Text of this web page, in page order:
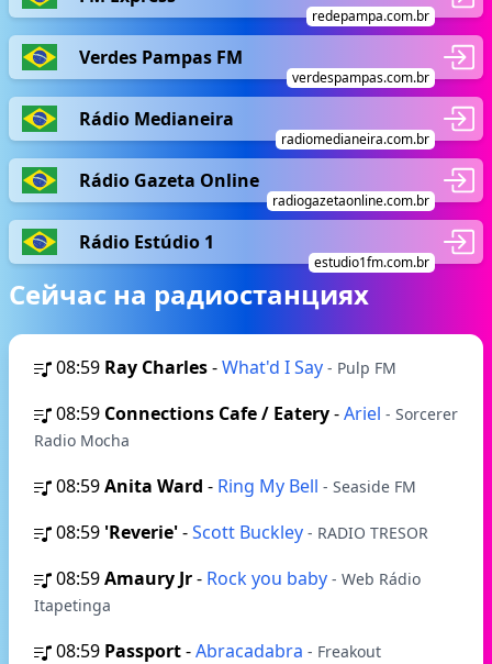
redepampa.com.br
Verdes Pampas FM
verdespampas.com.br
Rádio Medianeira
radiomedianeira.com.br
Rádio Gazeta Online
radiogazetaonline.com.br
Rádio Estúdio 1
estudio1fm.com.br
Сейчас на радиостанциях
08:59 Ray Charles-What'd I Say - Pulp FM
08:59 Connections Cafe / Eatery-Ariel - Sorcerer
Radio Mocha
08:59Anita Ward - Ring My Bell - Seaside FM
08:59 'Reverie'-Scott Buckley - RADIO TRESOR
08:59Amaury Jr- Rock you baby - Web Rádio
Itapetinga
08:59 Passport-Abracadabra - Freakout